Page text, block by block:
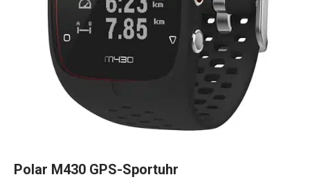
Polar M430 GPS-Sportuhr